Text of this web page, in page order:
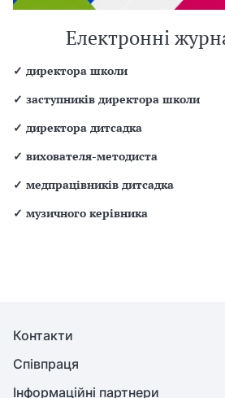
Електронні
✓ директора школи
✓ заступників директора школи
✓ директора дитсадка
✓ вихователя-методиста
✓ медпрацівників дитсадка
✓ музичного керівника
Контакти
Співпраця
Інформаційні партнери